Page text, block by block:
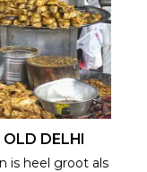
OLD DELHI
is heel groot als